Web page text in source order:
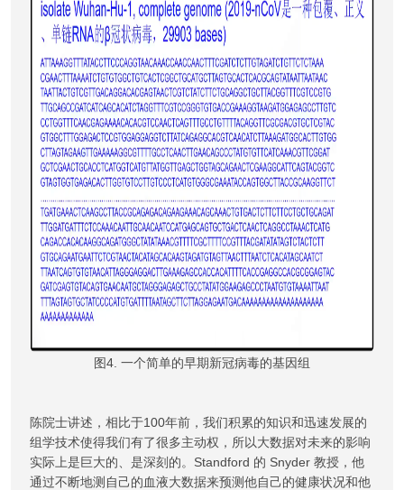
图4. 一个简单的早期新冠病毒的基因组
陈院士讲述，相比于100年前，我们积累的知识和迅速发展的
组学技术使得我们有了很多主动权，所以大数据对未来的影响
实际上是巨大的、是深刻的。Standford 的 Snyder 教授，他
通过不断地测自己的血液大数据来预测他自己的健康状况和他